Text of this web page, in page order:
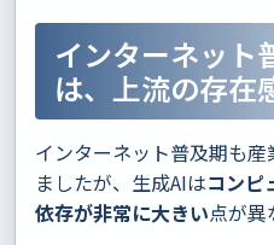
インターネット
は、上流の存在
インターネット普及期も
ましたが、生成AIはコンピ
依存が非常に大きい点が異